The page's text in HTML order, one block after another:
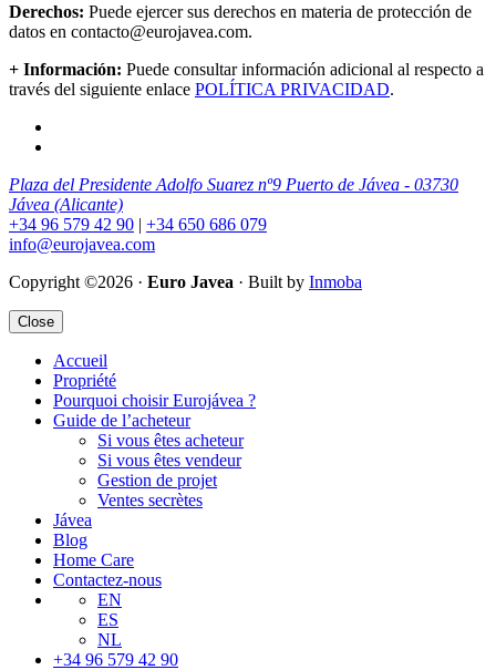
Derechos: Puede ejercer sus derechos en materia de protección de
datos en contacto@eurojavea.com.
+ Información: Puede consultar información adicional al respecto a
través del siguiente enlace POLÍTICA PRIVACIDAD.
Plaza del Presidente Adolfo Suarez nº9 Puerto de Jávea - 03730
Jávea (Alicante)
+34 96 579 42 90 | +34 650 686 079
info@eurojavea.com
Copyright ©2026 · Euro Javea · Built by Inmoba
Close
Accueil
Propriété
Pourquoi choisir Eurojávea ?
Guide de l’acheteur
Si vous êtes acheteur
Si vous êtes vendeur
Gestion de projet
Ventes secrètes
Jávea
Blog
Home Care
Contactez-nous
EN
ES
NL
+34 96 579 42 90